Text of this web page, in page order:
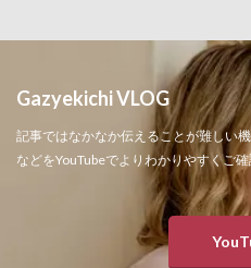
Gazyekichi VLOG
記事ではなかなか伝えることが難しい
などをYouTubeでよりわかりやすくご